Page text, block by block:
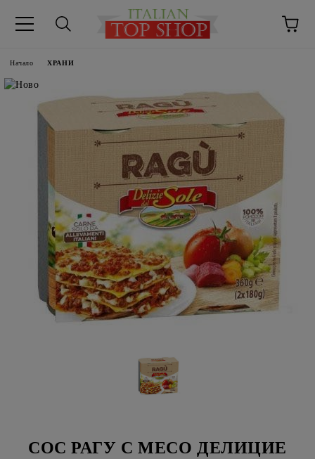
Начало ХРАНИ
СОС РАГУ С МЕСО ДЕЛИЦИЕ